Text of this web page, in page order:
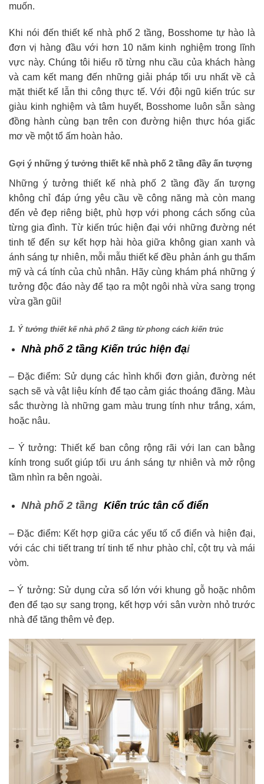
muốn.
Khi nói đến thiết kế nhà phố 2 tầng, Bosshome tự hào là
đơn vị hàng đầu với hơn 10 năm kinh nghiệm trong lĩnh
vực này. Chúng tôi hiểu rõ từng nhu cầu của khách hàng
và cam kết mang đến những giải pháp tối ưu nhất về cả
mặt thiết kế lẫn thi công thực tế. Với đội ngũ kiến trúc sư
giàu kinh nghiệm và tâm huyết, Bosshome luôn sẵn sàng
đồng hành cùng bạn trên con đường hiện thực hóa giấc
mơ về một tổ ấm hoàn hảo.
Gợi ý những ý tưởng thiết kế nhà phố 2 tầng đầy ấn tượng
Những ý tưởng thiết kế nhà phố 2 tầng đầy ấn tượng
không chỉ đáp ứng yêu cầu về công năng mà còn mang
đến vẻ đẹp riêng biệt, phù hợp với phong cách sống của
từng gia đình. Từ kiến trúc hiện đại với những đường nét
tinh tế đến sự kết hợp hài hòa giữa không gian xanh và
ánh sáng tự nhiên, mỗi mẫu thiết kế đều phản ánh gu thẩm
mỹ và cá tính của chủ nhân. Hãy cùng khám phá những ý
tưởng độc đáo này để tạo ra một ngôi nhà vừa sang trọng
vừa gần gũi!
1. Ý tưởng thiết kế nhà phố 2 tầng từ phong cách kiến trúc
Nhà phố 2 tầng Kiến trúc hiện đại
– Đặc điểm: Sử dụng các hình khối đơn giản, đường nét
sạch sẽ và vật liệu kính để tạo cảm giác thoáng đãng. Màu
sắc thường là những gam màu trung tính như trắng, xám,
hoặc nâu.
– Ý tưởng: Thiết kế ban công rộng rãi với lan can bằng
kính trong suốt giúp tối ưu ánh sáng tự nhiên và mở rộng
tầm nhìn ra bên ngoài.
Nhà phố 2 tầng Kiến trúc tân cổ điển
– Đặc điểm: Kết hợp giữa các yếu tố cổ điển và hiện đại,
với các chi tiết trang trí tinh tế như phào chỉ, cột trụ và mái
vòm.
– Ý tưởng: Sử dụng cửa sổ lớn với khung gỗ hoặc nhôm
đen để tạo sự sang trọng, kết hợp với sân vườn nhỏ trước
nhà để tăng thêm vẻ đẹp.